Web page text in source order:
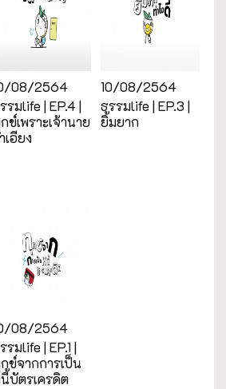
08/2564
รมlife | EP.4 |
ข์เพราะเจ้านาย
เอียง
10/08/2564
ธรรมlife | EP.3 |
ยิ้มยาก
08/2564
รมlife | EP.1 |
ข์จากการเป็น
บัตรเครดิต